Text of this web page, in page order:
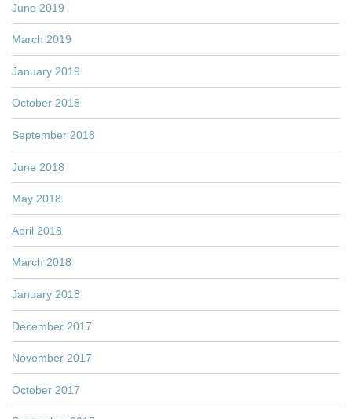
June 2019
March 2019
January 2019
October 2018
September 2018
June 2018
May 2018
April 2018
March 2018
January 2018
December 2017
November 2017
October 2017